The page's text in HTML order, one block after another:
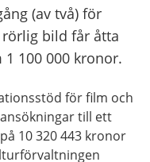
(av två) för
bild får åtta
100 000 kronor.
för film och
till ett
10 320 443 kronor